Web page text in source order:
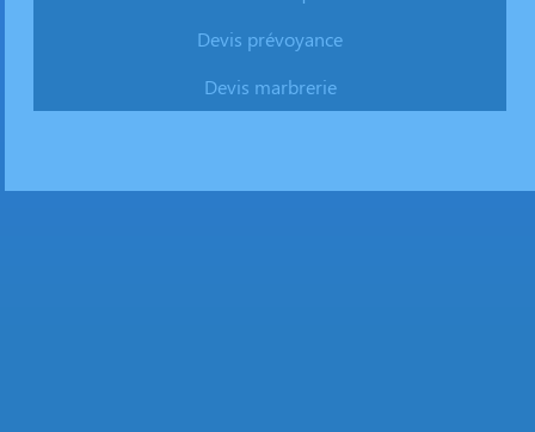
Devis prévoyance
Devis marbrerie